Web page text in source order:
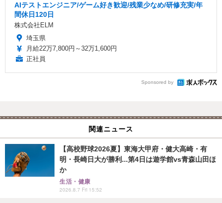
AIテストエンジニア/ゲーム好き歓迎/残業少なめ/研修充実/年
間休日120日
株式会社ELM
埼玉県
月給22万7,800円～32万1,600円
正社員
Sponsored by
関連ニュース
【高校野球2026夏】東海大甲府・健大高崎・有
明・長崎日大が勝利...第4日は遊学館vs青森山田ほ
か
生活・健康
2026.8.7 Fri 15:52